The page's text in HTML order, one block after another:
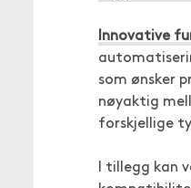
Innovative
som ønsker
nøyaktig
forskjellige
I tillegg kan